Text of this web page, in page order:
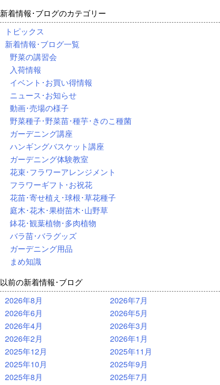
新着情報･ブログのカテゴリー
トピックス
新着情報･ブログ一覧
野菜の講習会
入荷情報
イベント･お買い得情報
ニュース･お知らせ
動画･売場の様子
野菜種子･野菜苗･種芋･きのこ種菌
ガーデニング講座
ハンギングバスケット講座
ガーデニング体験教室
花束･フラワーアレンジメント
フラワーギフト･お祝花
花苗･寄せ植え･球根･草花種子
庭木･花木･果樹苗木･山野草
鉢花･観葉植物･多肉植物
バラ苗･バラグッズ
ガーデニング用品
まめ知識
以前の新着情報･ブログ
2026年8月
2026年7月
2026年6月
2026年5月
2026年4月
2026年3月
2026年2月
2026年1月
2025年12月
2025年11月
2025年10月
2025年9月
2025年8月
2025年7月